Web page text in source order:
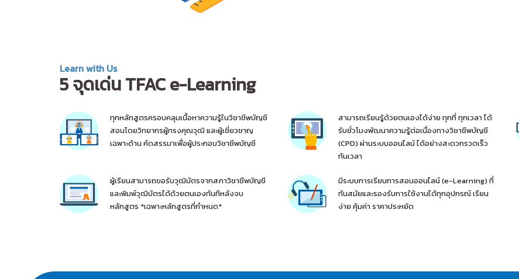
Learn with Us
5 จุดเด่น TFAC e-Learning
ทุกหลักสูตรครอบคลุมเนื้อหาความรู้ในวิชาชีพบัญชี
สอนโดยวิทยากรผู้ทรงคุณวุฒิ และผู้เชี่ยวชาญ
เฉพาะด้าน คัดสรรมาเพื่อผู้ประกอบวิชาชีพบัญชี
สามารถเรียนรู้ด้วยตนเองได้ง่าย ทุกที่ ทุกเวลา ได้
รับชั่วโมงพัฒนาความรู้ต่อเนื่องทางวิชาชีพบัญชี
(CPD) ผ่านระบบออนไลน์ ได้อย่างสะดวกรวดเร็ว
ทันเวลา
ผู้เรียนสามารถขอรับวุฒิบัตรจากสภาวิชาชีพบัญชี
และพิมพ์วุฒิบัตรได้ด้วยตนเองทันทีหลังจบ
หลักสูตร *เฉพาะหลักสูตรที่กำหนด*
มีระบบการเรียนการสอนออนไลน์ (e-Learning) ที่
ทันสมัยและรองรับการใช้งานได้ทุกอุปกรณ์ เรียน
ง่าย คุ้มค่า ราคาประหยัด